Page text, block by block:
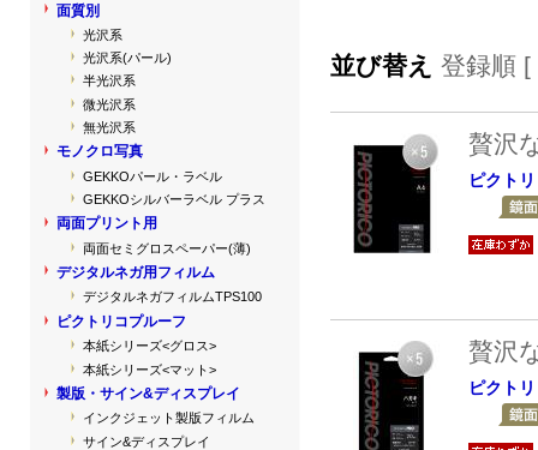
並び替え 登録順 [
贅沢
ピクト
贅沢
ピクト
面質別
光沢系
光沢系(パール)
半光沢系
微光沢系
無光沢系
モノクロ写真
GEKKOパール・ラベル
GEKKOシルバーラベル プラス
両面プリント用
両面セミグロスペーパー(薄)
デジタルネガ用フィルム
デジタルネガフィルムTPS100
ピクトリコプルーフ
本紙シリーズ<グロス>
本紙シリーズ<マット>
製版・サイン&ディスプレイ
インクジェット製版フィルム
サイン&ディスプレイ